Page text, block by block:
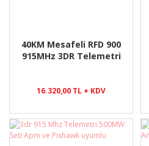
40KM Mesafeli RFD 900
915MHz 3DR Telemetri
16.320,00 TL + KDV